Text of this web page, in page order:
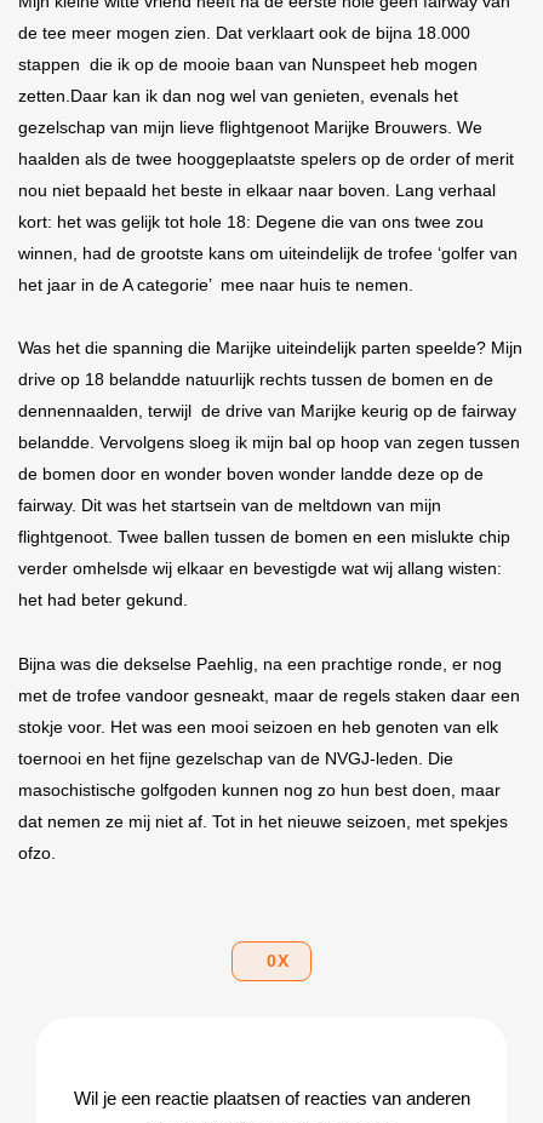
de tee meer mogen zien. Dat verklaart ook de bĳna 18.000
stappen die ik op de mooie baan van Nunspeet heb mogen
zetten.Daar kan ik dan nog wel van genieten, evenals het
gezelschap van mĳn lieve flightgenoot Marĳke Brouwers. We
haalden als de twee hooggeplaatste spelers op de order of merit
nou niet bepaald het beste in elkaar naar boven. Lang verhaal
kort: het was gelĳk tot hole 18: Degene die van ons twee zou
winnen, had de grootste kans om uiteindelĳk de trofee ‘golfer van
het jaar in de A categorie’ mee naar huis te nemen.
Was het die spanning die Marĳke uiteindelĳk parten speelde? Mĳn
drive op 18 belandde natuurlĳk rechts tussen de bomen en de
dennennaalden, terwĳl de drive van Marĳke keurig op de fairway
belandde. Vervolgens sloeg ik mĳn bal op hoop van zegen tussen
de bomen door en wonder boven wonder landde deze op de
fairway. Dit was het startsein van de meltdown van mĳn
flightgenoot. Twee ballen tussen de bomen en een mislukte chip
verder omhelsde wĳ elkaar en bevestigde wat wĳ allang wisten:
het had beter gekund.
Bĳna was die dekselse Paehlig, na een prachtige ronde, er nog
met de trofee vandoor gesneakt, maar de regels staken daar een
stokje voor. Het was een mooi seizoen en heb genoten van elk
toernooi en het fĳne gezelschap van de NVGJ-leden. Die
masochistische golfgoden kunnen nog zo hun best doen, maar
dat nemen ze mĳ niet af. Tot in het nieuwe seizoen, met spekjes
ofzo.
0X
Wil je een reactie plaatsen of reacties van anderen